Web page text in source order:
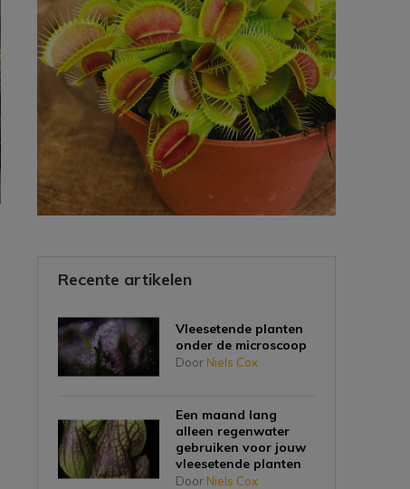
Recente artikelen
Vleesetende planten
onder de microscoop
Door Niels Cox
Een maand lang
alleen regenwater
gebruiken voor jouw
vleesetende planten
Door Niels Cox